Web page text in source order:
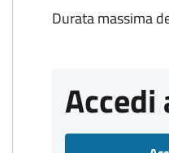
Durata massima
Accedi